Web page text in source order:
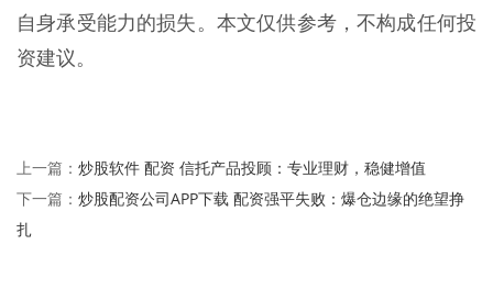
自身承受能力的损失。本文仅供参考，不构成任何投
资建议。
上一篇： 炒股软件 配资 信托产品投顾：专业理财，稳健增值
下一篇： 炒股配资公司APP下载 配资强平失败：爆仓边缘的绝望挣
扎